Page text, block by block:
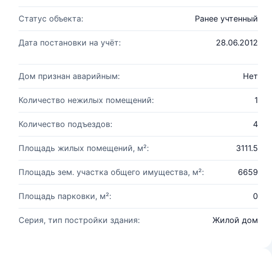
Статус объекта: Ранее учтенный
Дата постановки на учёт: 28.06.2012
Дом признан аварийным: Нет
Количество нежилых помещений: 1
Количество подъездов: 4
Площадь жилых помещений, м²: 3111.5
Площадь зем. участка общего имущества, м²: 6659
Площадь парковки, м²: 0
Серия, тип постройки здания: Жилой дом